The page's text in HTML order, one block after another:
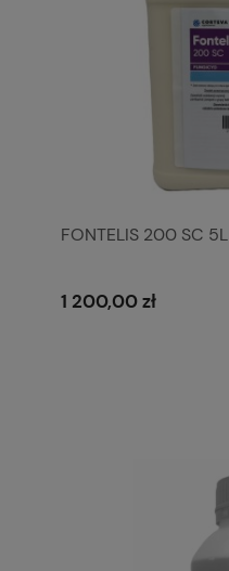
FONTELIS 200 SC 5L
1 200,00 zł